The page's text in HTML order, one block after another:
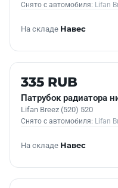
Снято с автомобиля: Lifan
На складе Навес
Б/У В НАЛИЧИИ
335 RUB
Патрубок радиатора
Lifan Breez (520) 520
Снято с автомобиля: Lifan
На складе Навес